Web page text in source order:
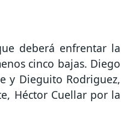
deberá enfrentar la
cinco bajas. Diego
y Dieguito Rodriguez,
Héctor Cuellar por la